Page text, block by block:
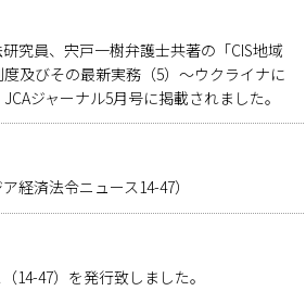
究員、宍戸一樹弁護士共著の「CIS地域
及びその最新実務（5）～ウクライナに
ジャーナル5月号に掲載されました。
済法令ニュース14-47）
14-47）を発行致しました。